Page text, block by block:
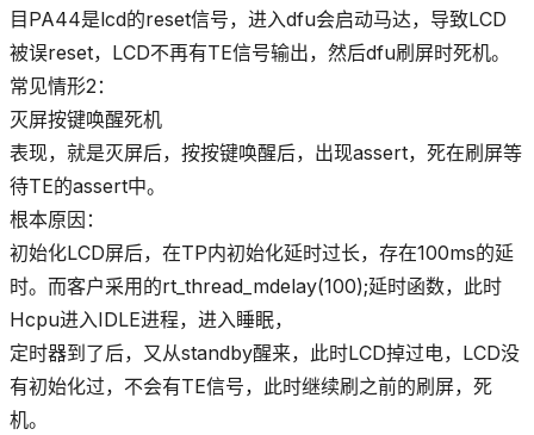
目PA44是lcd的reset信号，进入dfu会启动马达，导致LCD
被误reset，LCD不再有TE信号输出，然后dfu刷屏时死机。
常见情形2：
灭屏按键唤醒死机
表现，就是灭屏后，按按键唤醒后，出现assert，死在刷屏等
待TE的assert中。
根本原因：
初始化LCD屏后，在TP内初始化延时过长，存在100ms的延
时。而客户采用的rt_thread_mdelay(100);延时函数，此时
Hcpu进入IDLE进程，进入睡眠，
定时器到了后，又从standby醒来，此时LCD掉过电，LCD没
有初始化过，不会有TE信号，此时继续刷之前的刷屏，死
机。